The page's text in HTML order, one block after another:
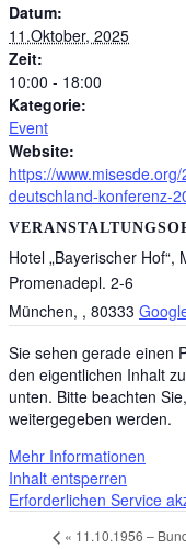
Datum:
11.Oktober, 2025
Zeit:
10:00 - 18:00
Kategorie:
Event
Website:
https://
deutschland-konferenz-
Hotel „Bayerischer Hof“,
Promenadepl. 2-6
München, , 80333
Sie sehen gerade einen
den eigentlichen Inhalt
unten. Bitte beachten
weitergegeben werden.
Mehr Informationen
Inhalt entsperren
Erforderlichen Service
« 11.10.1956 –